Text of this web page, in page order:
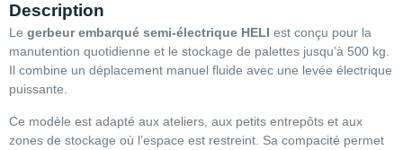
Description
Le gerbeur embarqué semi-électrique HELI est conçu pour la
manutention quotidienne et le stockage de palettes jusqu’à 500 kg.
Il combine un déplacement manuel fluide avec une levée électrique
puissante.
Ce modèle est adapté aux ateliers, aux petits entrepôts et aux
zones de stockage où l’espace est restreint. Sa compacité permet